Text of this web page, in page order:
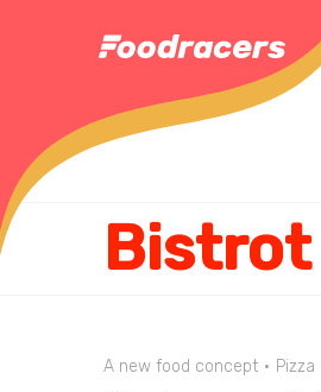
A new food concept Pizza